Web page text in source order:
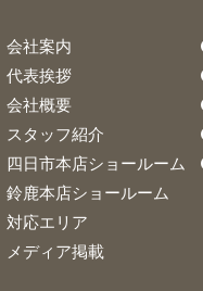
会社案内
代表挨拶
会社概要
スタッフ紹介
四日市本店ショールーム
鈴鹿本店ショールーム
対応エリア
メディア掲載